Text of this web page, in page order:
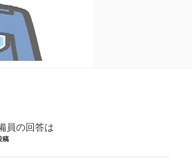
員の回答は
稿